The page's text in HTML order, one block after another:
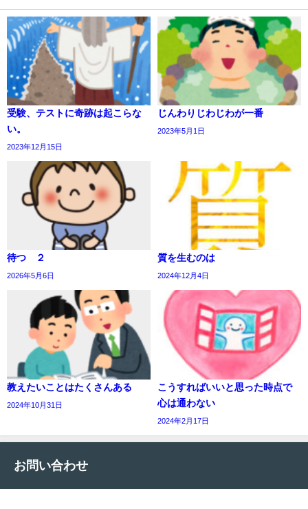
受験、テストに奇跡は起こらな
い。
2023年12月15日
じんわりじわじわが一番
2023年5月1日
待つ ２
2026年5月6日
質を生むのは
2024年12月4日
教えたいことはたくさんある
2024年10月31日
こうすればいいと思った時点で
心は通わない
2024年2月17日
お問い合わせ